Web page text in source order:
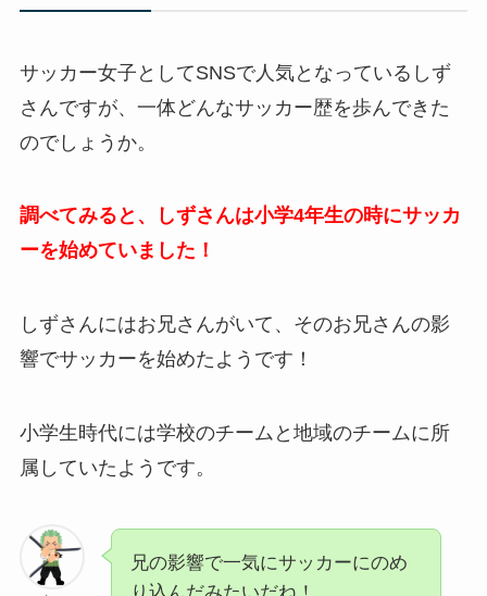
サッカー女子としてSNSで人気となっているしず
さんですが、一体どんなサッカー歴を歩んできた
のでしょうか。
調べてみると、しずさんは小学4年生の時にサッカ
ーを始めていました！
しずさんにはお兄さんがいて、そのお兄さんの影
響でサッカーを始めたようです！
小学生時代には学校のチームと地域のチームに所
属していたようです。
兄の影響で一気にサッカーにのめ